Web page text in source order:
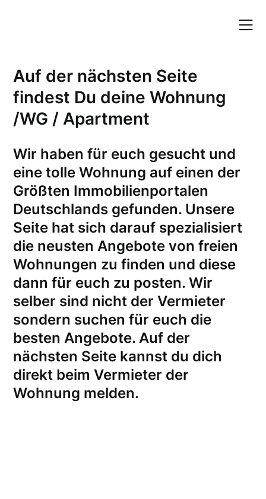
Auf der nächsten Seite
findest Du deine Wohnung
/WG / Apartment
Wir haben für euch gesucht und
eine tolle Wohnung auf einen der
Größten Immobilienportalen
Deutschlands gefunden. Unsere
Seite hat sich darauf spezialisiert
die neusten Angebote von freien
Wohnungen zu finden und diese
dann für euch zu posten. Wir
selber sind nicht der Vermieter
sondern suchen für euch die
besten Angebote. Auf der
nächsten Seite kannst du dich
direkt beim Vermieter der
Wohnung melden.